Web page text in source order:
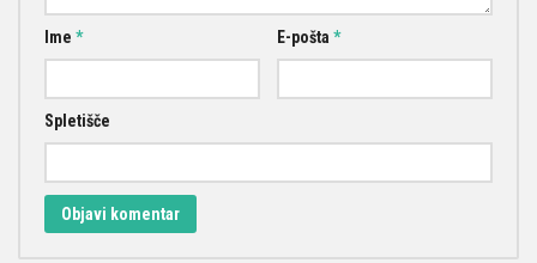
Ime * E-pošta*
Spletišče